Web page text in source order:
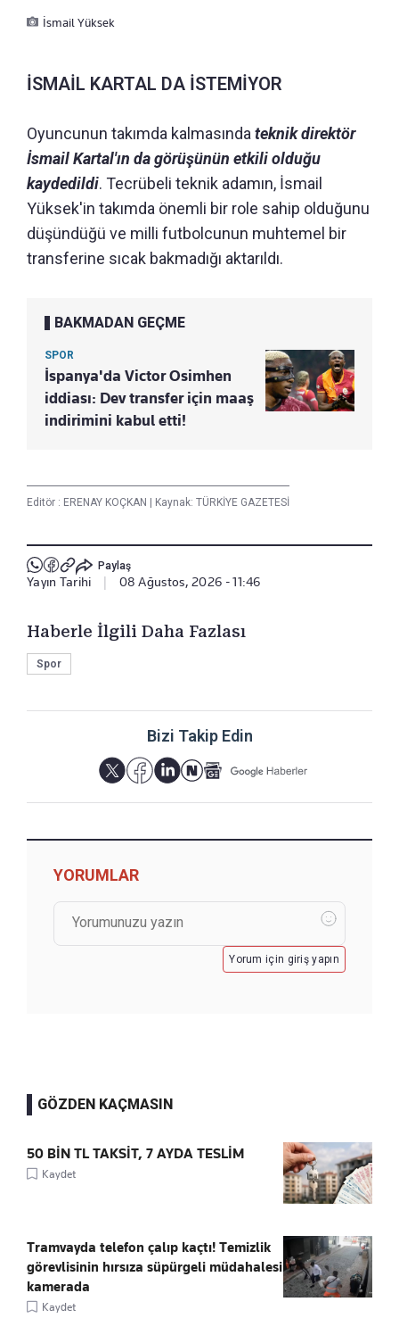
İsmail Yüksek
İSMAİL KARTAL DA İSTEMİYOR
Oyuncunun takımda kalmasında teknik direktör
İsmail Kartal'ın da görüşünün etkili olduğu
kaydedildi. Tecrübeli teknik adamın, İsmail
Yüksek'in takımda önemli bir role sahip olduğunu
düşündüğü ve milli futbolcunun muhtemel bir
transferine sıcak bakmadığı aktarıldı.
BAKMADAN GEÇME
SPOR
İspanya'da Victor Osimhen
iddiası: Dev transfer için maaş
indirimini kabul etti!
Editör : ERENAY KOÇKAN | Kaynak: TÜRKİYE GAZETESİ
Paylaş
Yayın Tarihi 08 Ağustos, 2026 - 11:46
Haberle İlgili Daha Fazlası
Spor
Bizi Takip Edin
YORUMLAR
Yorum için giriş yapın
GÖZDEN KAÇMASIN
50 BİN TL TAKSİT, 7 AYDA TESLİM
Kaydet
Tramvayda telefon çalıp kaçtı! Temizlik
görevlisinin hırsıza süpürgeli müdahalesi
kamerada
Kaydet